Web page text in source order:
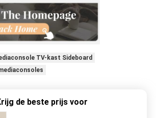
TV-kast Sideboard
de beste prijs voor